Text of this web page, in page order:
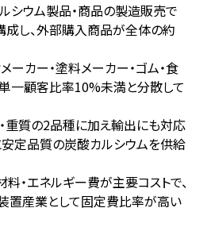
シウム製品・商品の製造販売で
し、外部購入商品が全体の約
ーカー・塗料メーカー・ゴム・食
一顧客比率10%未満と分散して
重質の2品種に加え輸出にも対応
安定品質の炭酸カルシウムを供給
・エネルギー費が主要コストで、
置産業として固定費比率が高い